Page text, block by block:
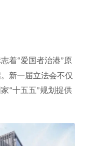
着“爱国者治港”原
新一届立法会不仅
“十五五”规划提供